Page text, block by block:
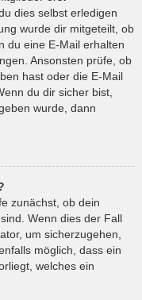
dies selbst erledigen
wurde dir mitgeteilt, ob
du eine E-Mail erhalten
Ansonsten prüfe, ob
hast oder die E-Mail
du dir sicher bist,
wurde, dann
zunächst, ob dein
Wenn dies der Fall
um sicherzugehen,
möglich, dass ein
welches ein